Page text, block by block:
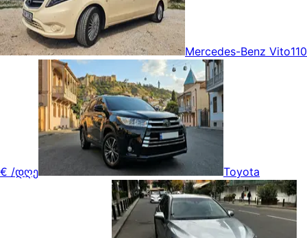
Mercedes-Benz Vito110
€ /დღე Toyota